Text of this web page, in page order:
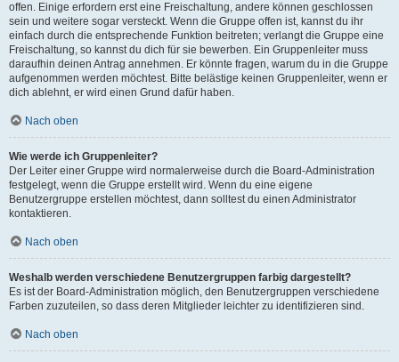
offen. Einige erfordern erst eine Freischaltung, andere können geschlossen
sein und weitere sogar versteckt. Wenn die Gruppe offen ist, kannst du ihr
einfach durch die entsprechende Funktion beitreten; verlangt die Gruppe eine
Freischaltung, so kannst du dich für sie bewerben. Ein Gruppenleiter muss
daraufhin deinen Antrag annehmen. Er könnte fragen, warum du in die Gruppe
aufgenommen werden möchtest. Bitte belästige keinen Gruppenleiter, wenn er
dich ablehnt, er wird einen Grund dafür haben.
Nach oben
Wie werde ich Gruppenleiter?
Der Leiter einer Gruppe wird normalerweise durch die Board-Administration
festgelegt, wenn die Gruppe erstellt wird. Wenn du eine eigene
Benutzergruppe erstellen möchtest, dann solltest du einen Administrator
kontaktieren.
Nach oben
Weshalb werden verschiedene Benutzergruppen farbig dargestellt?
Es ist der Board-Administration möglich, den Benutzergruppen verschiedene
Farben zuzuteilen, so dass deren Mitglieder leichter zu identifizieren sind.
Nach oben